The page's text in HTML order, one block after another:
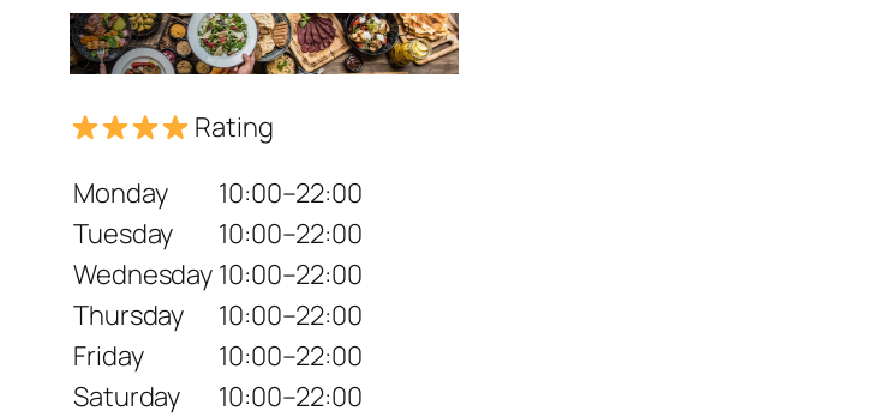
Rating
Monday
10:00–22:00
Tuesday
10:00–22:00
Wednesday 10:00–22:00
Thursday
10:00–22:00
Friday
10:00–22:00
Saturday
10:00–22:00